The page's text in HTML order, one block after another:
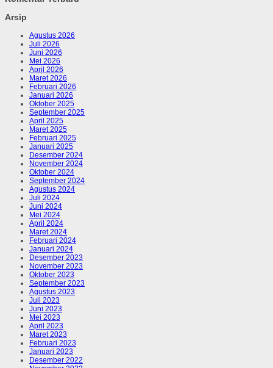
Arsip
Agustus 2026
Juli 2026
Juni 2026
Mei 2026
April 2026
Maret 2026
Februari 2026
Januari 2026
Oktober 2025
September 2025
April 2025
Maret 2025
Februari 2025
Januari 2025
Desember 2024
November 2024
Oktober 2024
September 2024
Agustus 2024
Juli 2024
Juni 2024
Mei 2024
April 2024
Maret 2024
Februari 2024
Januari 2024
Desember 2023
November 2023
Oktober 2023
September 2023
Agustus 2023
Juli 2023
Juni 2023
Mei 2023
April 2023
Maret 2023
Februari 2023
Januari 2023
Desember 2022